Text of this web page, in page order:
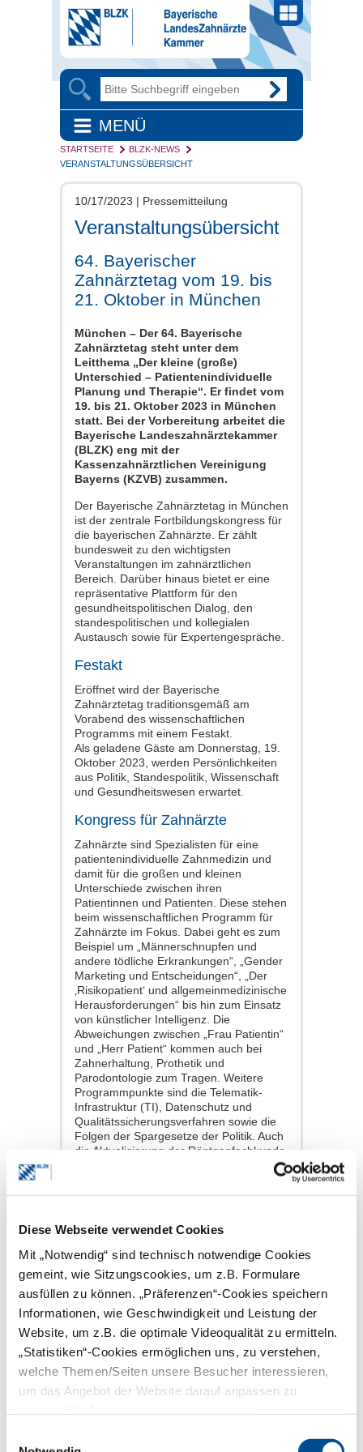
Diese Webseite verwendet Cookies
Mit „Notwendig“ sind technisch notwendige Cookies
gemeint, wie Sitzungscookies, um z.B. Formulare
ausfüllen zu können. „Präferenzen“-Cookies speichern
Informationen, wie Geschwindigkeit und Leistung der
Website, um z.B. die optimale Videoqualität zu ermitteln.
„Statistiken“-Cookies ermöglichen uns, zu verstehen,
welche Themen/Seiten unsere Besucher interessieren,
um das Angebot der Website darauf anpassen zu
MENÜ
STARTSEITE
BLZK-NEWS
VERANSTALTUNGSÜBERSICHT
10/17/2023 | Pressemitteilung
Veranstaltungsübersicht
64. Bayerischer
Zahnärztetag vom 19. bis
21. Oktober in München
München – Der 64. Bayerische
Zahnärztetag steht unter dem
Leitthema „Der kleine (große)
Unterschied – Patientenindividuelle
Planung und Therapie“. Er findet vom
19. bis 21. Oktober 2023 in München
statt. Bei der Vorbereitung arbeitet die
Bayerische Landeszahnärztekammer
(BLZK) eng mit der
Kassenzahnärztlichen Vereinigung
Bayerns (KZVB) zusammen.
Der Bayerische Zahnärztetag in München
ist der zentrale Fortbildungskongress für
die bayerischen Zahnärzte. Er zählt
bundesweit zu den wichtigsten
Veranstaltungen im zahnärztlichen
Bereich. Darüber hinaus bietet er eine
repräsentative Plattform für den
gesundheitspolitischen Dialog, den
standespolitischen und kollegialen
Austausch sowie für Expertengespräche.
Festakt
Eröffnet wird der Bayerische
Zahnärztetag traditionsgemäß am
Vorabend des wissenschaftlichen
Programms mit einem Festakt.
Als geladene Gäste am Donnerstag, 19.
Oktober 2023, werden Persönlichkeiten
aus Politik, Standespolitik, Wissenschaft
und Gesundheitswesen erwartet.
Kongress für Zahnärzte
Zahnärzte sind Spezialisten für eine
patientenindividuelle Zahnmedizin und
damit für die großen und kleinen
Unterschiede zwischen ihren
Patientinnen und Patienten. Diese stehen
beim wissenschaftlichen Programm für
Zahnärzte im Fokus. Dabei geht es zum
Beispiel um „Männerschnupfen und
andere tödliche Erkrankungen“, „Gender
Marketing und Entscheidungen“, „Der
‚Risikopatient‘ und allgemeinmedizinische
Herausforderungen“ bis hin zum Einsatz
von künstlicher Intelligenz. Die
Abweichungen zwischen „Frau Patientin“
und „Herr Patient“ kommen auch bei
Zahnerhaltung, Prothetik und
Parodontologie zum Tragen. Weitere
Programmpunkte sind die Telematik-
Infrastruktur (TI), Datenschutz und
Qualitätssicherungsverfahren sowie die
Folgen der Spargesetze der Politik. Auch
die Aktualisierung der Röntgenfachkunde
Kongress für das Zahnärztliche
Der Kongress für das Praxisteam steht
ebenfalls unter dem Motto „Der kleine
(große) Unterschied“. Diese Fortbildung
dauert einen Tag und wird am Freitag,
20. Oktober, angeboten. Die fünf
Referate durchstreifen „Andere Länder –
andere Sitten!“ und machen eine „Tour
de Parodontologie“. Sie widmen sich dem
Gender Marketing, der Abrechnung mit
Köpfchen und dem Notfallmanagement.
Parallel zum Kongressprogramm verleiht